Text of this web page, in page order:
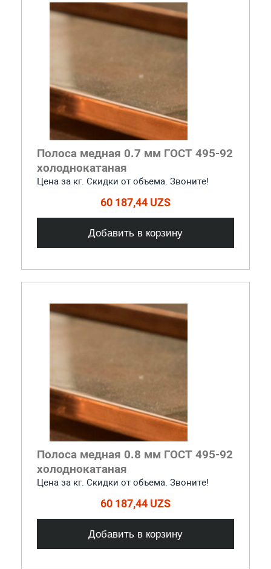
Полоса медная 0.7 мм ГОСТ 495-92
холоднокатаная
Цена за кг. Скидки от объема. Звоните!
60 187,44 UZS
Добавить в корзину
Полоса медная 0.8 мм ГОСТ 495-92
холоднокатаная
Цена за кг. Скидки от объема. Звоните!
60 187,44 UZS
Добавить в корзину